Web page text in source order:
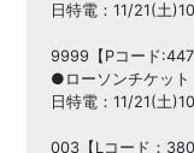
日特電：11/21(土
発売日
9999【Pコード
●ローソンチ
日特電：11/21(土
発売日
003【Lコード：